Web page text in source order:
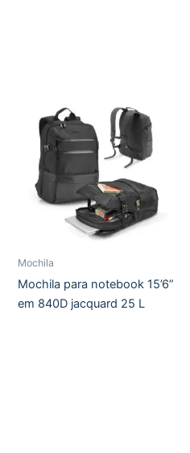
Mochila
Mochila para notebook 15’6”
em 840D jacquard 25 L